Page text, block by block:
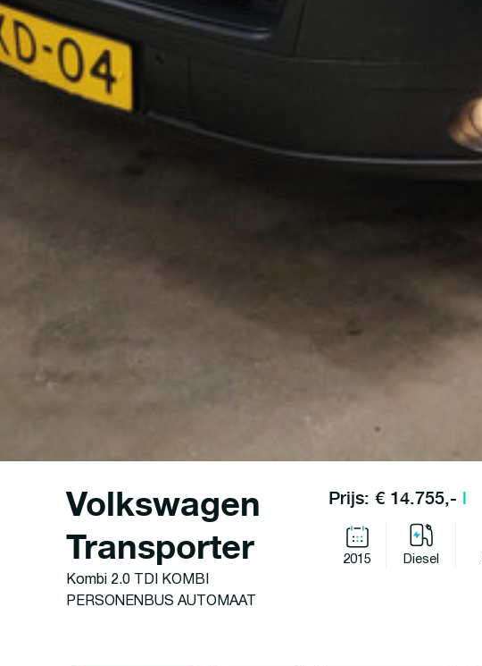
Volkswagen
Transporter
Kombi 2.0 TDI KOMBI
PERSONENBUS AUTOMAAT
Prijs: € 14.755,- l
2015 Diesel